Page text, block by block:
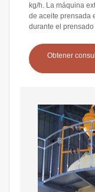
kg/h. La máquina
de aceite prensada
durante el prensado
Obtener